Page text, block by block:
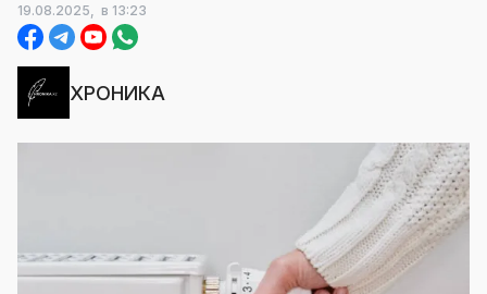
19.08.2025, в 13:23
ХРОНИКА